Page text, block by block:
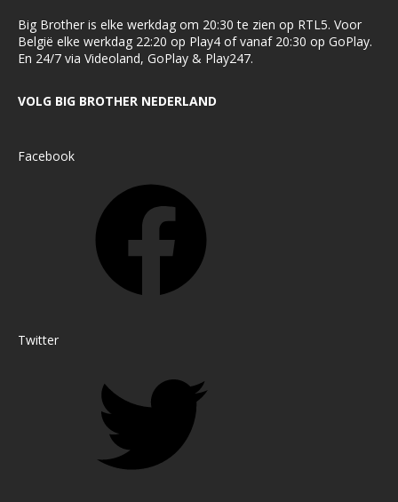
Big Brother is elke werkdag om 20:30 te zien op RTL5. Voor
België elke werkdag 22:20 op Play4 of vanaf 20:30 op GoPlay.
En 24/7 via Videoland, GoPlay & Play247.
VOLG BIG BROTHER NEDERLAND
Facebook
Twitter